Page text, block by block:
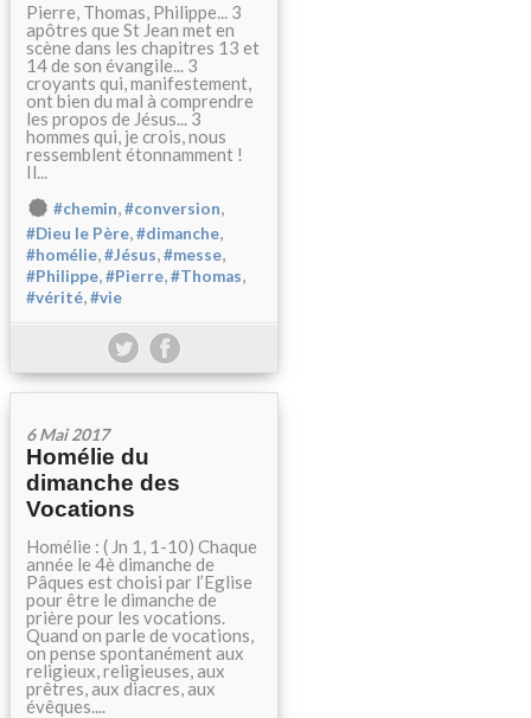
Pierre, Thomas, Philippe... 3
apôtres que St Jean met en
scène dans les chapitres 13 et
14 de son évangile... 3
croyants qui, manifestement,
ont bien du mal à comprendre
les propos de Jésus... 3
hommes qui, je crois, nous
ressemblent étonnamment !
Il...
#chemin,#conversion,
#Dieu le Père,#dimanche,
#homélie,#Jésus,#messe,
#Philippe,#Pierre,#Thomas,
#vérité,#vie
6 Mai 2017
Homélie du
dimanche des
Vocations
Homélie : ( Jn 1, 1-10) Chaque
année le 4è dimanche de
Pâques est choisi par l’Eglise
pour être le dimanche de
prière pour les vocations.
Quand on parle de vocations,
on pense spontanément aux
religieux, religieuses, aux
prêtres, aux diacres, aux
évêques....